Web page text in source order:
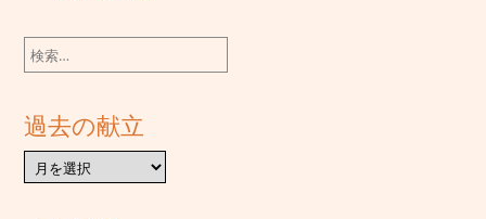
検
索:
過去の献立
去